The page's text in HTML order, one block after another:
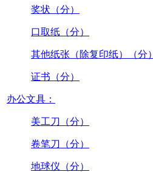
奖状（分）
口取纸（分）
其他纸张（除复印纸）（分）
证书（分）
办公文具：
美工刀（分）
卷笔刀（分）
地球仪（分）